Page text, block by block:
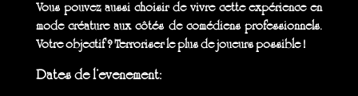
Vous pouvez aussi choisir de vivre cette expérience en
mode créature aux côtés de comédiens professionnels.
Votre objectif ? Terroriser le plus de joueurs possible !
Dates de l’evenement: